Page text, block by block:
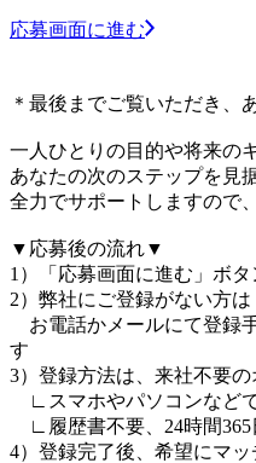
応募画面に進む
＊最後までご覧いただき、
一人ひとりの目的や将来の
あなたの次のステップを見
全力でサポートしますので
▼応募後の流れ▼
1）「応募画面に進む」ボ
2）弊社にご登録がない方は
お電話かメールにて登録
す
3）登録方法は、来社不要
∟スマホやパソコンなど
∟履歴書不要、24時間365
4）登録完了後、希望にマ